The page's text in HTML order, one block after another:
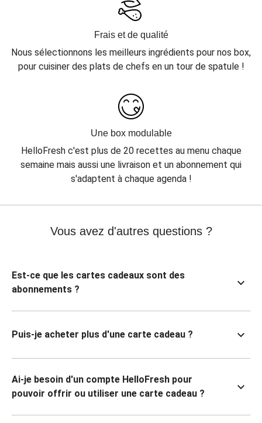
Frais et de qualité
Nous sélectionnons les meilleurs ingrédients pour nos box,
pour cuisiner des plats de chefs en un tour de spatule !
Une box modulable
HelloFresh c'est plus de 20 recettes au menu chaque
semaine mais aussi une livraison et un abonnement qui
s'adaptent à chaque agenda !
Vous avez d'autres questions ?
Est-ce que les cartes cadeaux sont des
abonnements ?
Puis-je acheter plus d'une carte cadeau ?
Ai-je besoin d'un compte HelloFresh pour
pouvoir offrir ou utiliser une carte cadeau ?